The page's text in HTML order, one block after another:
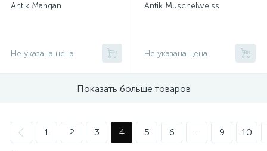
Antik Mangan
Не указана цена
Antik Muschelweiss
Не указана цена
Показать больше товаров
1 2 3 4 5 6 ... 9 10